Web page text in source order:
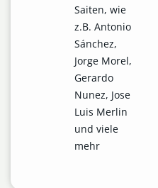
Saiten, wie
z.B. Antonio
Sánchez,
Jorge Morel,
Gerardo
Nunez, Jose
Luis Merlin
und viele
mehr